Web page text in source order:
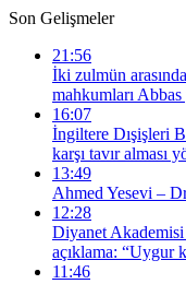
Son Gelişmeler
21:56
İki zulmün
mahkumları
16:07
İngiltere Dışişleri
karşı tavır alması
13:49
Ahmed Yesevi –
12:28
Diyanet Akademisi
açıklama: “Uygur
11:46